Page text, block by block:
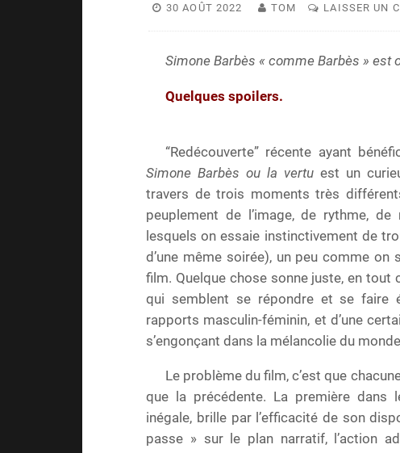
30 AOÛT 2022 TOM LAISSER UN
Simone Barbès « comme Barbès »
Quelques spoilers.
“Redécouverte” récente ayant
Simone Barbès ou la vertuest un
travers de trois moments très
peuplement de l’image, de rythme,
lesquels on essaie instinctivement de
d’une même soirée), un peu comme on
film. Quelque chose sonne juste, en
qui semblent se répondre et se faire
rapports masculin-féminin, et d’une
s’engonçant dans la mélancolie du
Le problème du film, c’est que
que la précédente. La première dans
inégale, brille par l’efficacité de son
passe » sur le plan narratif, l’action